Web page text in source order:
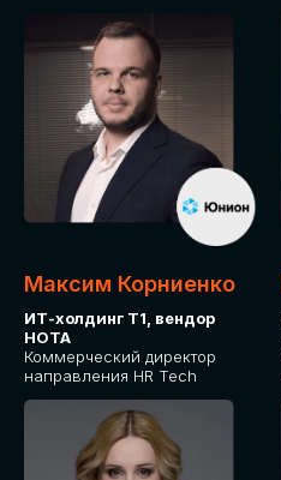
Максим Корниенко
ИТ-холдинг Т1, вендор
НОТА
Коммерческий директор
направления HR Tech